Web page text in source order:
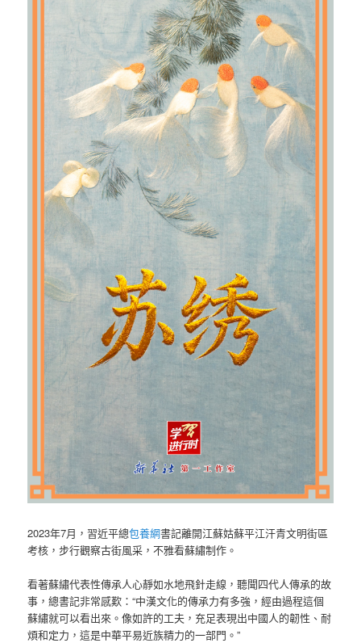
2023年7月，習近平總包養網書記離開江蘇姑蘇平江汗青文明街區
考核，步行觀察古街風采，不雅看蘇繡制作。
看著蘇繡代表性傳承人心靜如水地飛針走線，聽聞四代人傳承的故
事，總書記非常感歎：“中漢文化的傳承力有多強，經由過程這個
蘇繡就可以看出來。像如許的工夫，充足表現出中國人的韌性、耐
煩和定力，這是中華平易近族精力的一部門。”